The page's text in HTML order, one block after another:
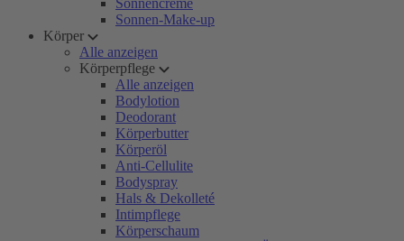
Sonnencreme
Sonnen-Make-up
Körper
Alle anzeigen
Körperpflege
Alle anzeigen
Bodylotion
Deodorant
Körperbutter
Körperöl
Anti-Cellulite
Bodyspray
Hals & Dekolleté
Intimpflege
Körperschaum